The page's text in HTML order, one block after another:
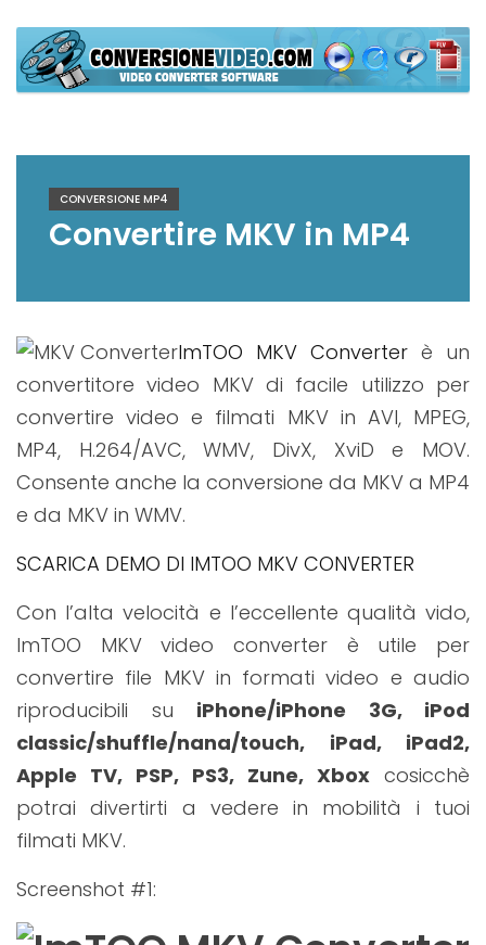
content
CONVERSIONE MP4
Convertire MKV in MP4
ImTOO MKV Converter è un
convertitore video MKV di facile utilizzo per
convertire video e filmati MKV in AVI, MPEG,
MP4, H.264/AVC, WMV, DivX, XviD e MOV.
Consente anche la conversione da MKV a MP4
e da MKV in WMV.
SCARICA DEMO DI IMTOO MKV CONVERTER
Con l’alta velocità e l’eccellente qualità vido,
ImTOO MKV video converter è utile per
convertire file MKV in formati video e audio
riproducibili su iPhone/iPhone 3G, iPod
classic/shuffle/nana/touch, iPad, iPad2,
Apple TV, PSP, PS3, Zune, Xbox cosicchè
potrai divertirti a vedere in mobilità i tuoi
filmati MKV.
Screenshot #1: